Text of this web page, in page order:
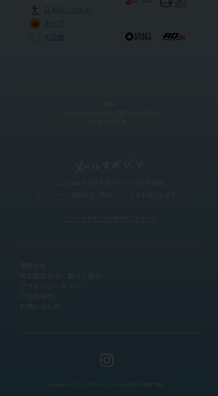
日本のいいもの
キッズ
その他
運営会社
特定商取引法に基づく表示
プライバシーポリシー
ご利用案内
お問い合わせ
Copyright © 2015 - 2026 イエノLabo.株式会社 奥洞工務店